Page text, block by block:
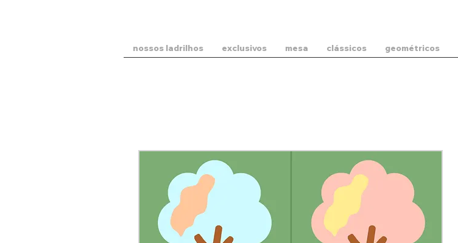
nossos ladrilhos exclusivos mesa clássicos geométricos